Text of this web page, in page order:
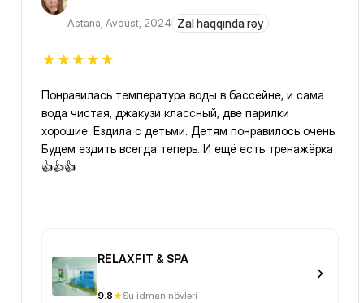
Astana, Avqust, 2024 Zal haqqında rəy
Понравилась температура воды в бассейне, и сама
вода чистая, джакузи классный, две парилки
хорошие. Ездила с детьми. Детям понравилось очень.
Будем ездить всегда теперь. И ещё есть тренажёрка
👍👍👍
RELAXFIT & SPA
9.8 Su idman növləri